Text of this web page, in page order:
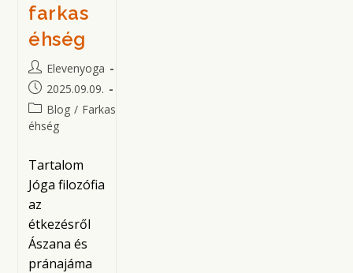
farkas
éhség
Post
author:
Elevenyoga
Post
published:
2025.09.09.
Post
category:
Blog / Farkas
éhség
Tartalom
Jóga filozófia
az
étkezésről
Ászana és
pránajáma